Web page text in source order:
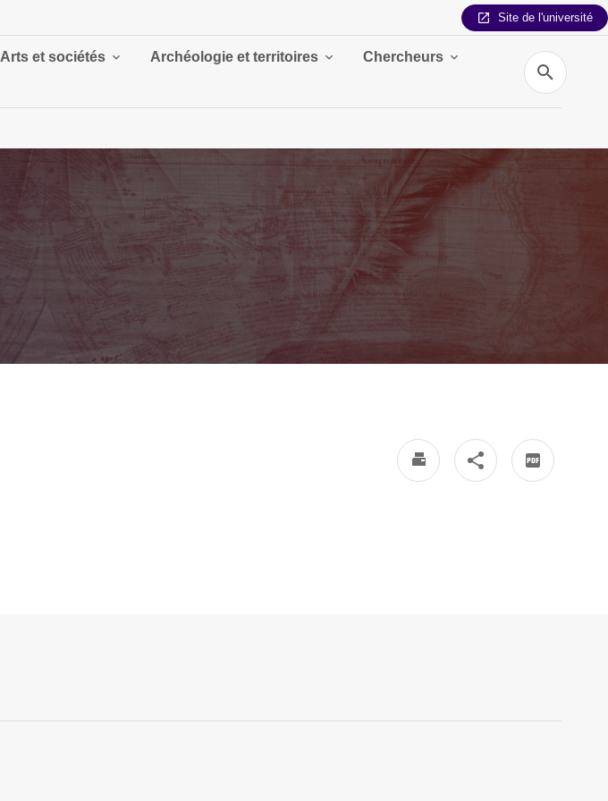
Site de l'université
Arts et sociétés Archéologie et territoires
Chercheurs
Recherche